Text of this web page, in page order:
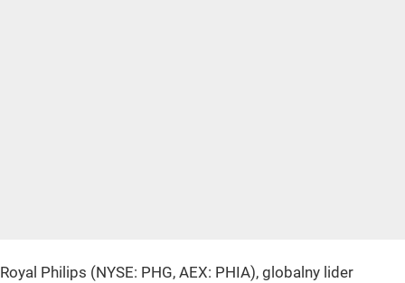
Royal Philips (NYSE: PHG, AEX: PHIA), globalny lider